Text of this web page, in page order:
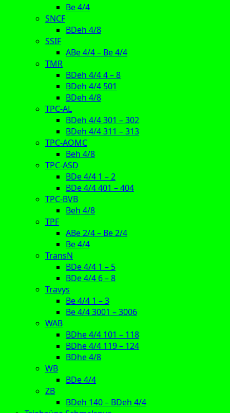
Be 4/4
SNCF
BDeh 4/8
SSIF
ABe 4/4 – Be 4/4
TMR
BDeh 4/4 4 – 8
BDeh 4/4 501
BDeh 4/8
TPC-AL
BDeh 4/4 301 – 302
BDeh 4/4 311 – 313
TPC-AOMC
Beh 4/8
TPC-ASD
BDe 4/4 1 – 2
BDe 4/4 401 – 404
TPC-BVB
Beh 4/8
TPF
ABe 2/4 – Be 2/4
Be 4/4
TransN
BDe 4/4 1 – 5
BDe 4/4 6 – 8
Travys
Be 4/4 1 – 3
Be 4/4 3001 – 3006
WAB
BDhe 4/4 101 – 118
BDhe 4/4 119 – 124
BDhe 4/8
WB
BDe 4/4
ZB
BDeh 140 – BDeh 4/4